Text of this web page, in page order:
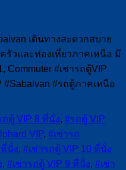
เดินทางสะดวกสบาย
วและท่องเที่ยวภาคเหนือ มี
Commuter #เช่ารถตู้VIP
#รถตู้ภาคเหนือ
ถตู้ VIP 8 ที่นั่ง, #รถตู้ VIP
VIP, #เช่ารถ
นั่ง, #เช่ารถตู้ VIP 10 ที่นั่ง
, #เช่ารถตู้ VIP 9 ที่นั่ง, #เช่า